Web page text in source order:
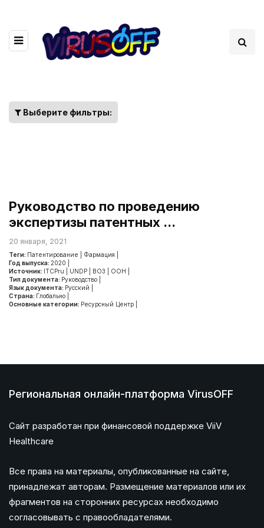
Выберите фильтры:
Руководство по проведению
экспертизы патентных ...
20 января, 2021
Теги: Патентирование Фармация
Год выпуска: 2020
Источник: ITCPru UNDP ВОЗ ООН
Тип документа: Руководство
Язык документа: Русский
Страна: Глобально
Основные категории: Ресурсный Центр
Региональная онлайн-платформа VirusOFF
Сайт разработан при финансовой поддержке ViiV
Healthcare
Все права на материалы, опубликованные на сайте,
принадлежат авторам. Размещение материалов или их
фрагментов на сторонних ресурсах необходимо
согласовывать с правообладателями.